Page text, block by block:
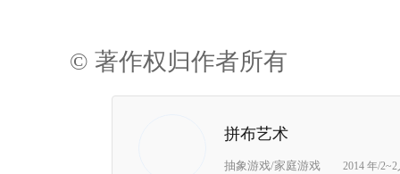
© 著作权归作者所有
拼布艺术
抽象游戏/家庭游戏 2014 年/